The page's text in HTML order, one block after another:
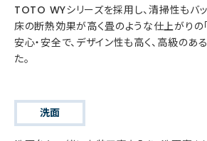
TOTO WYシリーズを採用し、清掃性もバッ
床の断熱効果が高く畳のような仕上がりの
安心・安全で、デザイン性も高く、高級のあ
た。
洗面